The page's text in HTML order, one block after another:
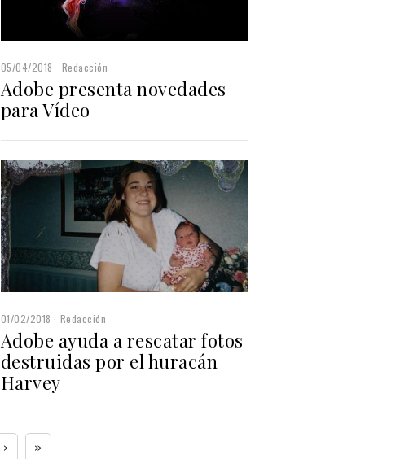
05/04/2018 Redacción
Adobe presenta novedades
para Vídeo
01/02/2018 Redacción
Adobe ayuda a rescatar fotos
destruidas por el huracán
Harvey
› »